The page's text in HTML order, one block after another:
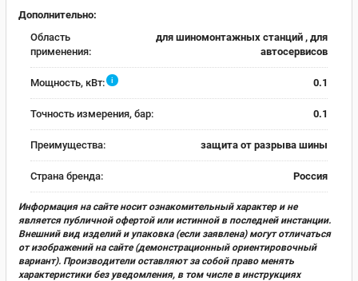
Дополнительно:
Область
применения:
для шиномонтажных станций , для
автосервисов
Мощность, кВт: i 0.1
Точность измерения, бар: 0.1
Преимущества: защита от разрыва шины
Страна бренда: Россия
Информация на сайте носит ознакомительный характер и не
является публичной офертой или истинной в последней инстанции.
Внешний вид изделий и упаковка (если заявлена) могут отличаться
от изображений на сайте (демонстрационный ориентировочный
вариант). Производители оставляют за собой право менять
характеристики без уведомления, в том числе в инструкциях